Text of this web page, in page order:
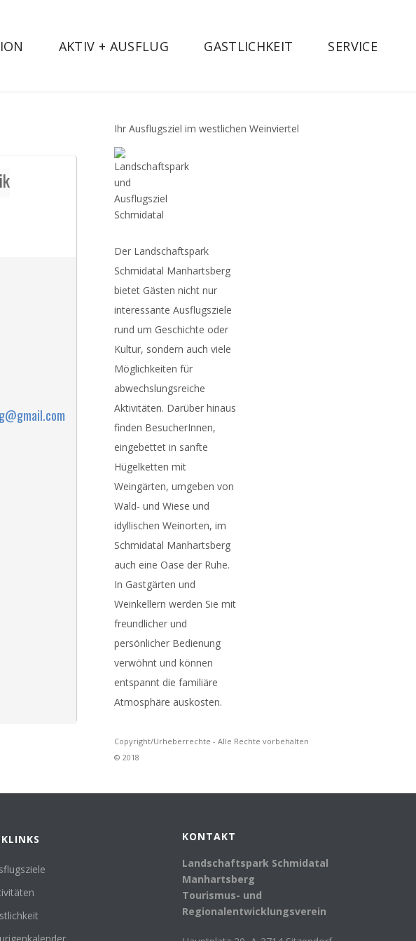
AKTIV + AUSFLUG GASTLICHKEIT SERVICE
Ihr Ausflugsziel im westlichen Weinviertel
Der Landschaftspark
Schmidatal Manhartsberg
bietet Gästen nicht nur
interessante Ausflugsziele
rund um Geschichte oder
Kultur, sondern auch viele
Möglichkeiten für
abwechslungsreiche
Aktivitäten. Darüber hinaus
finden BesucherInnen,
eingebettet in sanfte
Hügelketten mit
Weingärten, umgeben von
Wald- und Wiese und
idyllischen Weinorten, im
Schmidatal Manhartsberg
auch eine Oase der Ruhe.
In Gastgärten und
Weinkellern werden Sie mit
freundlicher und
persönlicher Bedienung
verwöhnt und können
entspannt die familiäre
Atmosphäre auskosten.
Copyright/Urheberrechte - Alle Rechte vorbehalten
© 2018
KONTAKT
Landschaftspark Schmidatal
Manhartsberg
Tourismus- und
Regionalentwicklungsverein